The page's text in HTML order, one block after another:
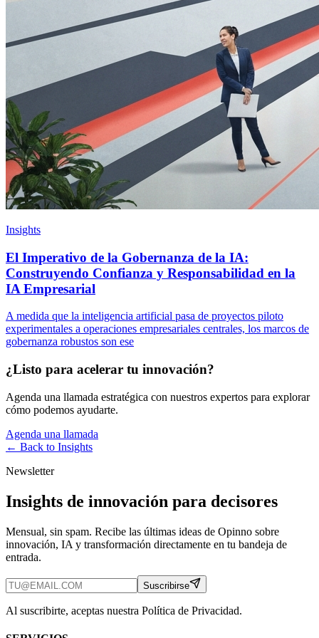
Insights
El Imperativo de la Gobernanza de la IA:
Construyendo Confianza y Responsabilidad en la
IA Empresarial
A medida que la inteligencia artificial pasa de proyectos piloto
experimentales a operaciones empresariales centrales, los marcos de
gobernanza robustos son ese
¿Listo para acelerar tu innovación?
Agenda una llamada estratégica con nuestros expertos para explorar
cómo podemos ayudarte.
Agenda una llamada
← Back to Insights
Newsletter
Insights de innovación para decisores
Mensual, sin spam. Recibe las últimas ideas de Opinno sobre
innovación, IA y transformación directamente en tu bandeja de
entrada.
Suscribirse
Al suscribirte, aceptas nuestra Política de Privacidad.